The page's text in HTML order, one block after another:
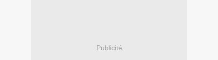
Publicité